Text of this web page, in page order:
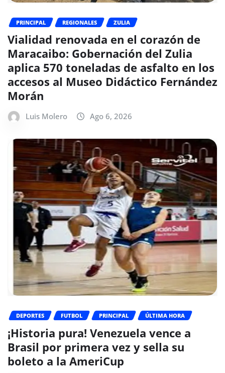
PRINCIPAL REGIONALES ZULIA
Vialidad renovada en el corazón de
Maracaibo: Gobernación del Zulia
aplica 570 toneladas de asfalto en los
accesos al Museo Didáctico Fernández
Morán
Luis Molero Ago 6, 2026
DEPORTES FUTBOL PRINCIPAL ÚLTIMA HORA
¡Historia pura! Venezuela vence a
Brasil por primera vez y sella su
boleto a la AmeriCup